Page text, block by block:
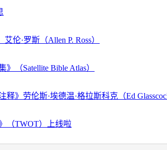
伦·罗斯（Allen P. Ross）
（Satellite Bible Atlas）
》劳伦斯·埃德温·格拉斯科克（Ed
（TWOT）上线啦